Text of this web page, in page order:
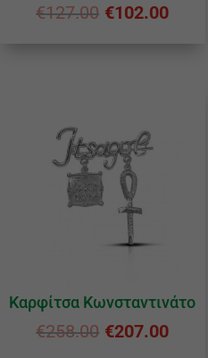
€127.00 €102.00
Καρφίτσα Κωνσταντινάτο
€258.00 €207.00